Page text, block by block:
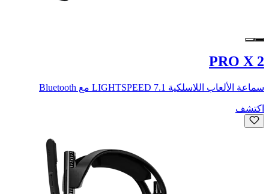
PRO X 2
سماعة الألعاب اللاسلكية LIGHTSPEED 7.1 مع Bluetooth
اكتشف